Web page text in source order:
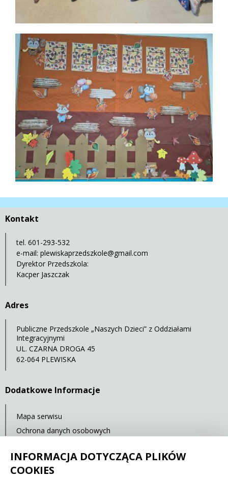
Kontakt
tel. 601-293-532
e-mail: plewiskaprzedszkole@gmail.com
Dyrektor Przedszkola:
Kacper Jaszczak
Adres
Publiczne Przedszkole „Naszych Dzieci” z Oddziałami
Integracyjnymi
UL. CZARNA DROGA 45
62-064 PLEWISKA
Dodatkowe Informacje
Mapa serwisu
Ochrona danych osobowych
Ostatnia aktualizacja: 14.07.2021 12:00
INFORMACJA DOTYCZĄCA PLIKÓW
COOKIES